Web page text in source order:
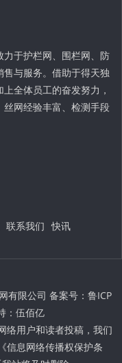
于护栏网、围栏网、防
与服务。借助于得天独
全体员工的奋发努力，
网经验丰富、检测手段
联系我们 快讯
有限公司 备案号： 鲁ICP
： 伍佰亿
络用户和读者投稿，我们
信息网络传播权保护条